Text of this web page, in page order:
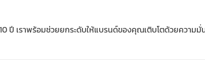
เราพร้อมช่วยยกระดับให้แบรนด์ของคุณเติบโตด้วยความ